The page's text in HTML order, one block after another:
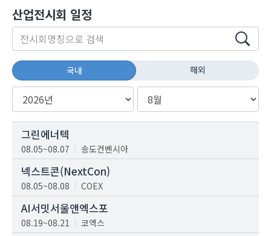
산업전시회 일정
국내 해외
그린에너텍
08.05~08.07 송도컨벤시아
넥스트콘(NextCon)
08.05~08.08 COEX
AI서밋서울앤엑스포
08.19~08.21 코엑스